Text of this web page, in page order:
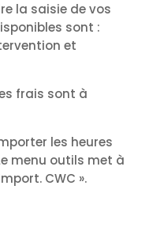
la saisie de vos
sont :
et
frais sont à
les heures
menu outils met à
CWC ».